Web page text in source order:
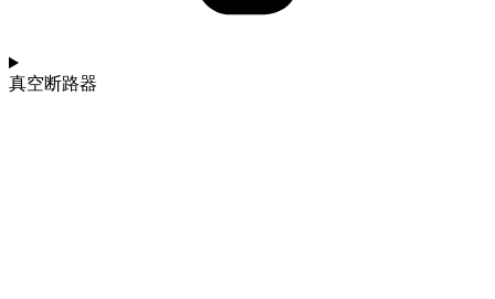
真空断路器